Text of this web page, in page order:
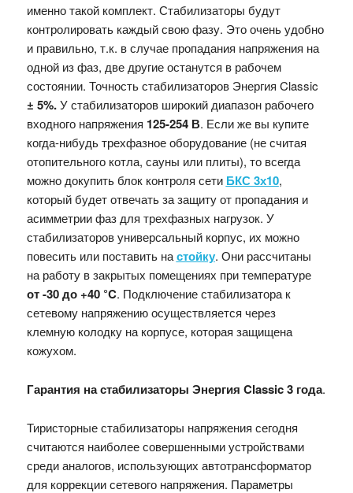
именно такой комплект. Стабилизаторы будут
контролировать каждый свою фазу. Это очень удобно
и правильно, т.к. в случае пропадания напряжения на
одной из фаз, две другие останутся в рабочем
состоянии. Точность стабилизаторов Энергия Classic
± 5%.У стабилизаторов широкий диапазон рабочего
входного напряжения 125-254В. Если же вы купите
когда-нибудь трехфазное оборудование (не считая
отопительного котла, сауны или плиты), то всегда
можно докупить блок контроля сети БКС 3х10,
который будет отвечать зазащиту от пропадания и
асимметрии фаз для трехфазных нагрузок. У
стабилизаторов универсальный корпус, их можно
повесить или поставить настойку. Онирассчитаны
на работу в закрытых помещениях при температуре
от -30 до +40 °C. Подключение стабилизатора к
сетевому напряжению осуществляется через
клемную колодку на корпусе, которая защищена
кожухом.
Гарантия на стабилизаторы Энергия Classic 3 года.
Тиристорные стабилизаторы напряжения сегодня
считаются наиболее совершенными устройствами
среди аналогов, использующих автотрансформатор
для коррекции сетевого напряжения. Параметры